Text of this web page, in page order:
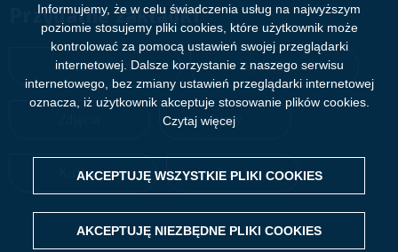
Informujemy, że w celu świadczenia usług na najwyższym
poziomie stosujemy pliki cookies, które użytkownik może
kontrolować za pomocą ustawień swojej przeglądarki
internetowej. Dalsze korzystanie z naszego serwisu
internetowego, bez zmiany ustawień przeglądarki internetowej
oznacza, iż użytkownik akceptuje stosowanie plików cookies.
Czytaj więcej
AKCEPTUJĘ WSZYSTKIE PLIKI COOKIES
AKCEPTUJĘ NIEZBĘDNE PLIKI COOKIES
WITHDRAW CONSENT
Przydatne zakładki
Aktualności Wydarzenia
Filmy
Kultura Sport